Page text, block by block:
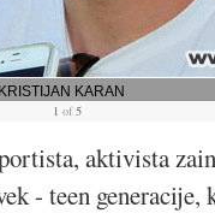
KRISTIJAN KARAN
1 of5
aktivista
- teen generacije,